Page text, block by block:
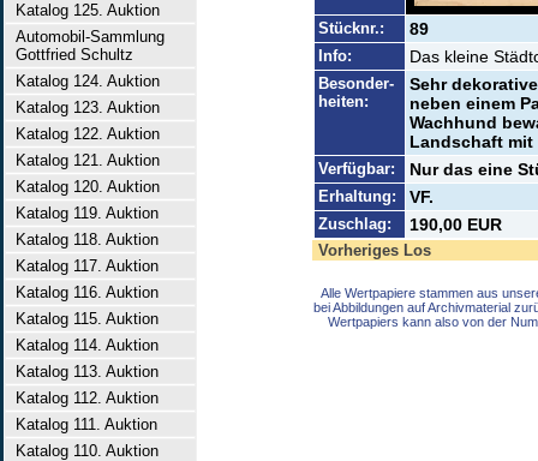
Katalog 125. Auktion
Automobil-Sammlung
Gottfried Schultz
Katalog 124. Auktion
Katalog 123. Auktion
Katalog 122. Auktion
Katalog 121. Auktion
Katalog 120. Auktion
Katalog 119. Auktion
Katalog 118. Auktion
Katalog 117. Auktion
Katalog 116. Auktion
Katalog 115. Auktion
Katalog 114. Auktion
Katalog 113. Auktion
Katalog 112. Auktion
Katalog 111. Auktion
Katalog 110. Auktion
Stücknr.: 89
Info: Das kleine
Besonder-
heiten:
Sehr
neben einem
Wachhund
Landschaft mit
Verfügbar: Nur das eine
Erhaltung: VF.
Zuschlag: 190,00 EUR
Vorheriges Los
Alle Wertpapiere stammen aus
bei Abbildungen auf Archivmaterial
Wertpapiers kann also von der